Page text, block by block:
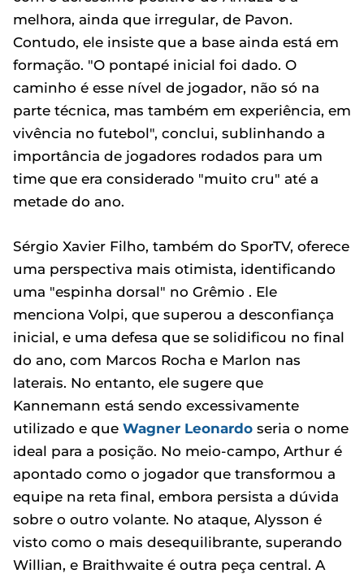
melhora, ainda que irregular, de Pavon.
Contudo, ele insiste que a base ainda está em
formação. "O pontapé inicial foi dado. O
caminho é esse nível de jogador, não só na
parte técnica, mas também em experiência, em
vivência no futebol", conclui, sublinhando a
importância de jogadores rodados para um
time que era considerado "muito cru" até a
metade do ano.
Sérgio Xavier Filho, também do SporTV, oferece
uma perspectiva mais otimista, identificando
uma "espinha dorsal" no Grêmio . Ele
menciona Volpi, que superou a desconfiança
inicial, e uma defesa que se solidificou no final
do ano, com Marcos Rocha e Marlon nas
laterais. No entanto, ele sugere que
Kannemann está sendo excessivamente
utilizado e que Wagner Leonardo seria o nome
ideal para a posição. No meio-campo, Arthur é
apontado como o jogador que transformou a
equipe na reta final, embora persista a dúvida
sobre o outro volante. No ataque, Alysson é
visto como o mais desequilibrante, superando
Willian, e Braithwaite é outra peça central. A